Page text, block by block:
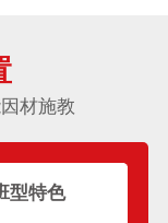
材施教
型特色